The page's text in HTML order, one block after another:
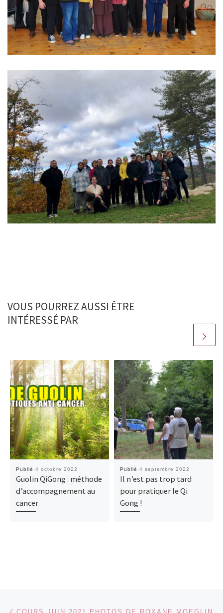
VOUS POURREZ AUSSI ÊTRE
INTÉRESSÉ PAR
Publié 4 octobre 2022
Guolin QiGong : méthode
d’accompagnement au
cancer
Publié 4 septembre 2022
Il n’est pas trop tard
pour pratiquer le Qi
Gong !
Parcourir les articles